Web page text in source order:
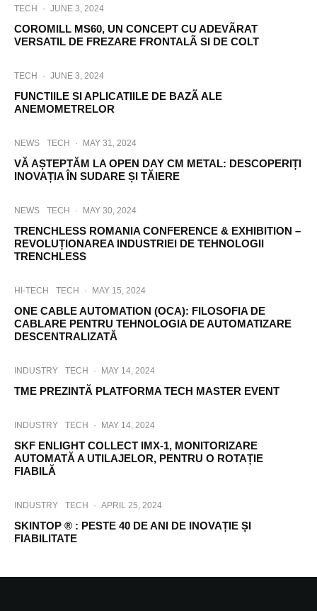
TECH · JUNE 3, 2024
COROMILL MS60, UN CONCEPT CU ADEVÃRAT
VERSATIL DE FREZARE FRONTALÃ SI DE COLT
TECH · JUNE 3, 2024
FUNCTIILE SI APLICATIILE DE BAZÃ ALE
ANEMOMETRELOR
NEWS TECH · MAY 31, 2024
VĂ AȘTEPTĂM LA OPEN DAY CM METAL: DESCOPERIȚI
INOVAȚIA ÎN SUDARE ȘI TĂIERE
NEWS TECH · MAY 30, 2024
TRENCHLESS ROMANIA CONFERENCE & EXHIBITION –
REVOLUȚIONAREA INDUSTRIEI DE TEHNOLOGII
TRENCHLESS
HI-TECH TECH · MAY 15, 2024
ONE CABLE AUTOMATION (OCA): FILOSOFIA DE
CABLARE PENTRU TEHNOLOGIA DE AUTOMATIZARE
DESCENTRALIZATĂ
INDUSTRY TECH · MAY 14, 2024
TME PREZINTĂ PLATFORMA TECH MASTER EVENT
INDUSTRY TECH · MAY 14, 2024
SKF ENLIGHT COLLECT IMX-1, MONITORIZARE
AUTOMATĂ A UTILAJELOR, PENTRU O ROTAȚIE
FIABILĂ
INDUSTRY TECH · APRIL 25, 2024
SKINTOP ® : PESTE 40 DE ANI DE INOVAȚIE ȘI
FIABILITATE